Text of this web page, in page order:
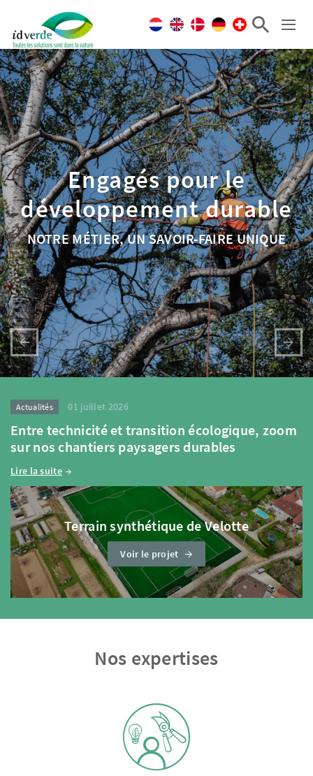
Engagés pour le
développement durable
NOTRE MÉTIER, UN SAVOIR-FAIRE UNIQUE
Actualités 01 juillet 2026
Entre technicité et transition écologique, zoom
sur nos chantiers paysagers durables
Lire la suite
Terrain synthétique de Velotte
Voir le projet
Nos expertises